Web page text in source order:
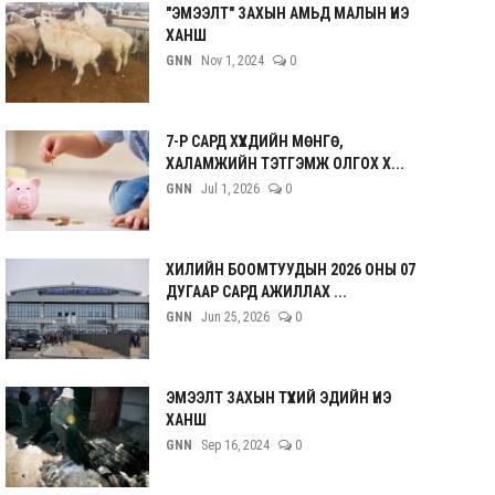
"ЭМЭЭЛТ" ЗАХЫН АМЬД МАЛЫН ҮНЭ
ХАНШ
GNN Nov 1, 2024 0
7-Р САРД ХҮҮХДИЙН МӨНГӨ,
ХАЛАМЖИЙН ТЭТГЭМЖ ОЛГОХ Х...
GNN Jul 1, 2026 0
ХИЛИЙН БООМТУУДЫН 2026 ОНЫ 07
ДУГААР САРД АЖИЛЛАХ ...
GNN Jun 25, 2026 0
ЭМЭЭЛТ ЗАХЫН ТҮҮХИЙ ЭДИЙН ҮНЭ
ХАНШ
GNN Sep 16, 2024 0